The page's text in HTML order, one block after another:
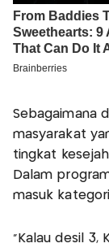
Sebagaimana
masyarakat
tingkat
Dalam
masuk
“Kalau desil 3,